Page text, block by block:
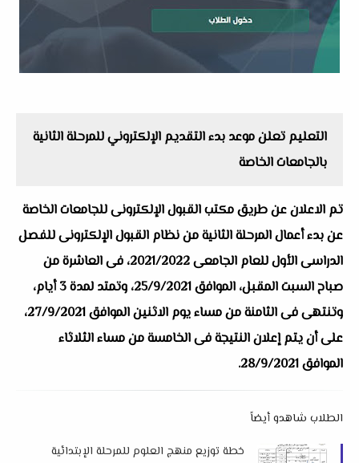
التعليم تعلن موعد بدء التقديم الإلكتروني للمرحلة الثانية
بالجامعات الخاصة
تم الاعلان عن طريق مكتب القبول الإلكترونى للجامعات الخاصة
عن بدء أعمال المرحلة الثانية من نظام القبول الإلكترونى للفصل
الدراسى الأول للعام الجامعى 2021/2022، فى العاشرة من
صباح السبت المقبل، الموافق 25/9/2021، وتمتد لمدة 3 أيام،
وتنتهى فى الثامنة من مساء يوم الاثنين الموافق 27/9/2021،
على أن يتم إعلان النتيجة فى الخامسة من مساء الثلاثاء
الموافق 28/9/2021.
الطلاب شاهدو أيضاً
خطة توزيع منهج العلوم للمرحلة الإبتدائية